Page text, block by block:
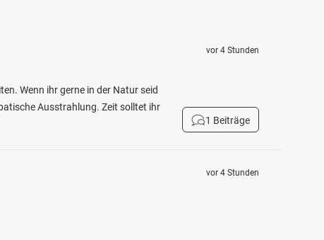
Wenn ihr gerne in der Natur seid
Ausstrahlung. Zeit solltet ihr
vor 4 Stunden
1 Beiträge
vor 4 Stunden